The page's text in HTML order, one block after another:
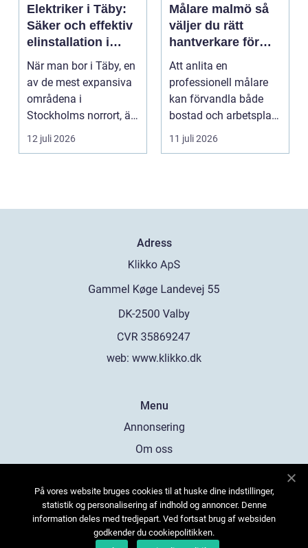
Elektriker i Täby:
Säker och effektiv
elinstallation i
norrort
När man bor i Täby, en
av de mest expansiva
områdena i
Stockholms norrort, är
b...
12 juli 2026
Målare malmö så
väljer du rätt
hantverkare för
hem och företag
Att anlita en
professionell målare
kan förvandla både
bostad och arbetsplats
på kort tid. Färger, yt...
11 juli 2026
Adress
web: www.klikko.dk
Menu
Annonsering
Om oss
Kontakta oss
Sitemap
På vores website bruges cookies til at huske dine indstillinger,
statistik og personalisering af indhold og annoncer. Denne
information deles med tredjepart. Ved fortsat brug af websiden
godkender du cookiepolitikken.